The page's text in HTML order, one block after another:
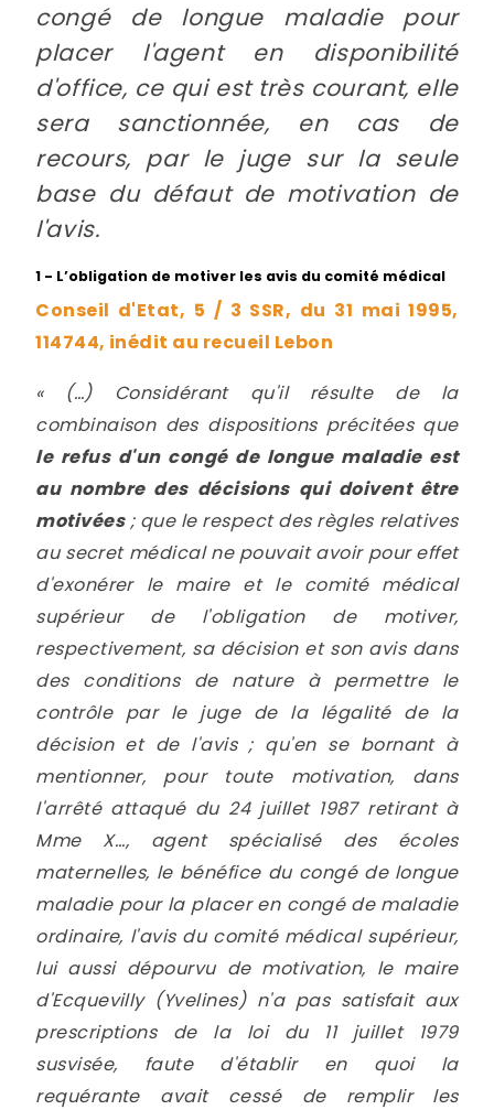
congé de longue maladie pour
placer l'agent en disponibilité
d'office, ce qui est très courant, elle
sera sanctionnée, en cas de
recours, par le juge sur la seule
base du défaut de motivation de
l'avis.
1 - L’obligation de motiver les avis du comité médical
Conseil d'Etat, 5 / 3 SSR, du 31 mai 1995,
114744, inédit au recueil Lebon
« (…) Considérant qu'il résulte de la
combinaison des dispositions précitées que
le refus d'un congé de longue maladie est
au nombre des décisions qui doivent être
motivées; que le respect des règles relatives
au secret médical ne pouvait avoir pour effet
d'exonérer le maire et le comité médical
supérieur de l'obligation de motiver,
respectivement, sa décision et son avis dans
des conditions de nature à permettre le
contrôle par le juge de la légalité de la
décision et de l'avis ; qu'en se bornant à
mentionner, pour toute motivation, dans
l'arrêté attaqué du 24 juillet 1987 retirant à
Mme X..., agent spécialisé des écoles
maternelles, le bénéfice du congé de longue
maladie pour la placer en congé de maladie
ordinaire, l'avis du comité médical supérieur,
lui aussi dépourvu de motivation, le maire
d'Ecquevilly (Yvelines) n'a pas satisfait aux
prescriptions de la loi du 11 juillet 1979
susvisée, faute d'établir en quoi la
requérante avait cessé de remplir les